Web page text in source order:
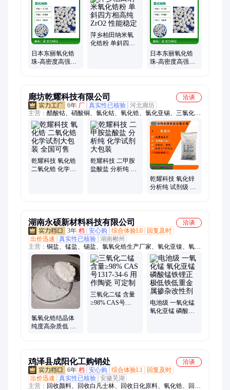
日本东丽氧化锆
珠-高密度高强度
萍乡柏田纳米氧
化锆粉 单斜四方
日本东丽氧化锆
珠-高密度高强度
廊坊乾耀科技有限公司
洽谈
6年 厂 真实性已核验 河北廊坊
主营： 醋酸钴、硝酸铜、氯化钴、氧化锆、氯化亚锡、三氯化
铁、氯化铁、氟硅酸钠、氧化钴、硫化钠、丙酸钠
乾耀科技 氧化锆
二氧化锆 化学试
乾耀科技 二甲胺
盐酸盐 分析纯 化
乾耀科技 氧化锌
分析纯 试剂级 厂
湖南永硕新材料科技有限公司
洽谈
3年 档 安心购 综合体验L0
回复及时
出价迅速
真实性已核验 湖南郴州
主营： 铜盐、锰盐、锡盐、氯氧化锆生产厂家、氧化亚镍、氧化
钴、氢氧化钴、锆盐、无卤环保抑烟阻燃剂、无卤环保阻燃剂
氯氧化锆结晶体
纯度高杂质低 纺
三氧化二锰 含量
≥98% CAS号
电池级 一氧化锰
氧化亚锰 磷酸锰
鸡泽县成阳化工购销处
洽谈
6年 档 安心购 综合体验L1
回复及时
出价迅速
真实性已核验 安徽芜湖
主营： 回收颜料、回收白凡士林、回收日化原料、氧化锆、回收